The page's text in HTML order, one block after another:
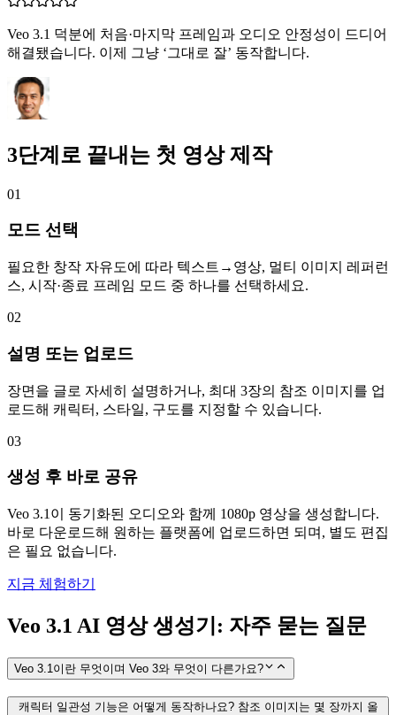
Veo 3.1 덕분에 처음·마지막 프레임과 오디오 안정성이 드디어
해결됐습니다. 이제 그냥 ‘그대로 잘’ 동작합니다.
3단계로 끝내는 첫 영상 제작
01
모드 선택
필요한 창작 자유도에 따라 텍스트→영상, 멀티 이미지 레퍼런
스, 시작·종료 프레임 모드 중 하나를 선택하세요.
02
설명 또는 업로드
장면을 글로 자세히 설명하거나, 최대 3장의 참조 이미지를 업
로드해 캐릭터, 스타일, 구도를 지정할 수 있습니다.
03
생성 후 바로 공유
Veo 3.1이 동기화된 오디오와 함께 1080p 영상을 생성합니다.
바로 다운로드해 원하는 플랫폼에 업로드하면 되며, 별도 편집
은 필요 없습니다.
지금 체험하기
Veo 3.1 AI 영상 생성기: 자주 묻는 질문
Veo 3.1이란 무엇이며 Veo 3와 무엇이 다른가요?
캐릭터 일관성 기능은 어떻게 동작하나요? 참조 이미지는 몇 장까지 올